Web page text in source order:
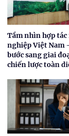
Tầm nhìn hợp
nghiệp Việt Nam
bước sang giai
chiến lược toàn